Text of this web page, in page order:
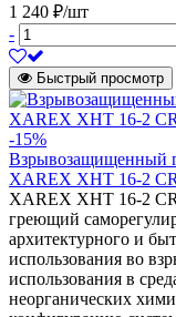
1 240 ₽/шт
-
Быстрый просмотр
-15%
Взрывозащищенный
XAREX XHT 16-2
XAREX XHT 16-2
греющий
архитектурного и
использования во
использования в
неорганических